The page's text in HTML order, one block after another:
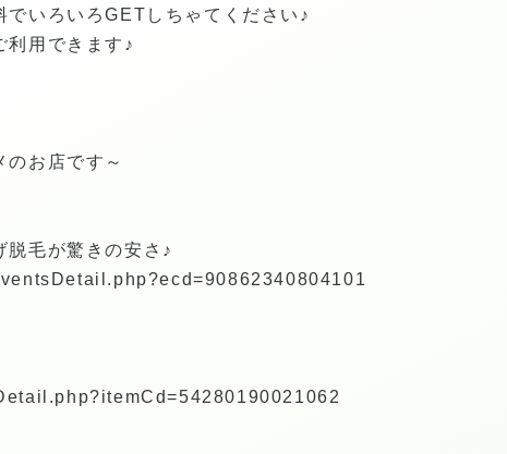
でいろいろGETしちゃてください♪
利用できます♪
のお店です～
脱毛が驚きの安さ♪